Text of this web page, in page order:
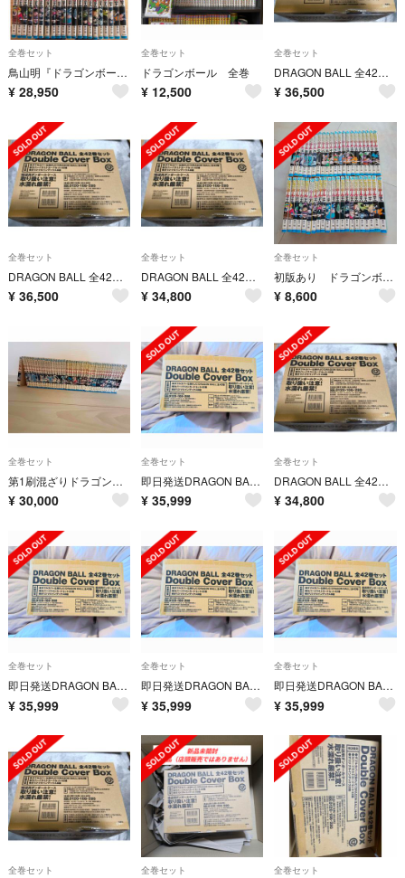
全巻セット
鳥山明『ドラゴンボール』全42巻セット（うち初版15冊）
¥ 28,950
全巻セット
ドラゴンボール 全巻
¥ 12,500
全巻セット
DRAGON BALL 全42巻セット Double Cover Box
¥ 36,500
全巻セット
DRAGON BALL 全42巻セット Double Cover Box
¥ 36,500
全巻セット
DRAGON BALL 全42巻セット Double Cover Box
¥ 34,800
全巻セット
初版あり ドラゴンボール 全巻セット 漫画セット
¥ 8,600
全巻セット
第1刷混ざりドラゴンボール42巻セット
¥ 30,000
全巻セット
即日発送DRAGON BALL 全42巻セット Double Cover Box
¥ 35,999
全巻セット
DRAGON BALL 全42巻セット Double Cover Box
¥ 34,800
全巻セット
即日発送DRAGON BALL 全42巻セット Double Cover Box
¥ 35,999
全巻セット
即日発送DRAGON BALL 全42巻セット Double Cover Box
¥ 35,999
全巻セット
即日発送DRAGON BALL 全42巻セット Double Cover Box
¥ 35,999
全巻セット 全巻セット 全巻セット